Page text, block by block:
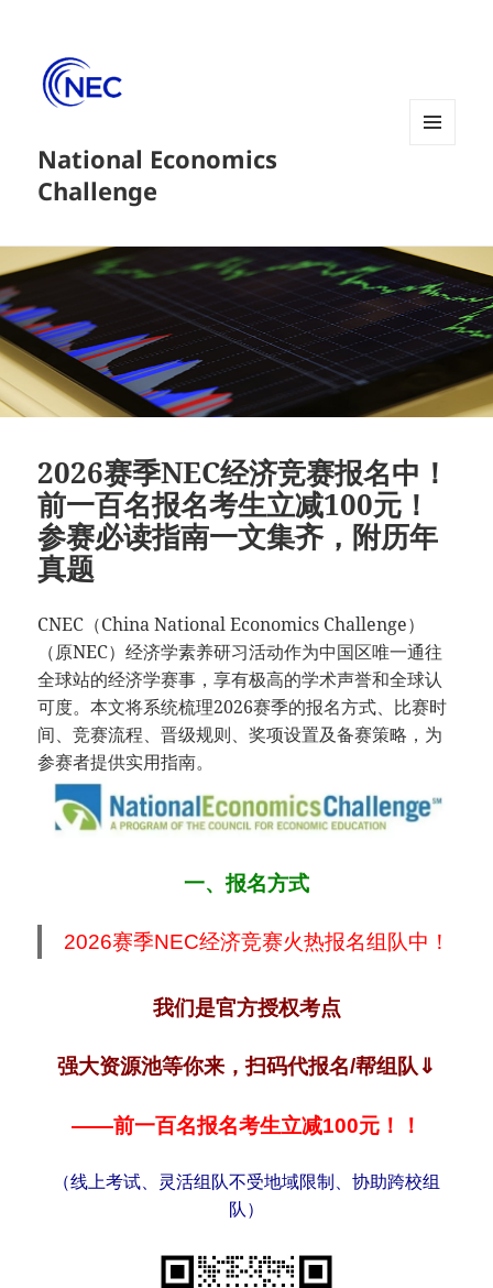
National Economics
Challenge
2026赛季NEC经济竞赛报名中！
前一百名报名考生立减100元！
参赛必读指南一文集齐，附历年
真题
CNEC（China National Economics Challenge）
（原NEC）经济学素养研习活动作为中国区唯一通往
全球站的经济学赛事，享有极高的学术声誉和全球认
可度。本文将系统梳理2026赛季的报名方式、比赛时
间、竞赛流程、晋级规则、奖项设置及备赛策略，为
参赛者提供实用指南。
一、报名方式
2026赛季NEC经济竞赛火热报名组队中！
我们是官方授权考点
强大资源池等你来，扫码代报名/帮组队⇓
——前一百名报名考生立减100元！！
（线上考试、灵活组队不受地域限制、协助跨校组
队）